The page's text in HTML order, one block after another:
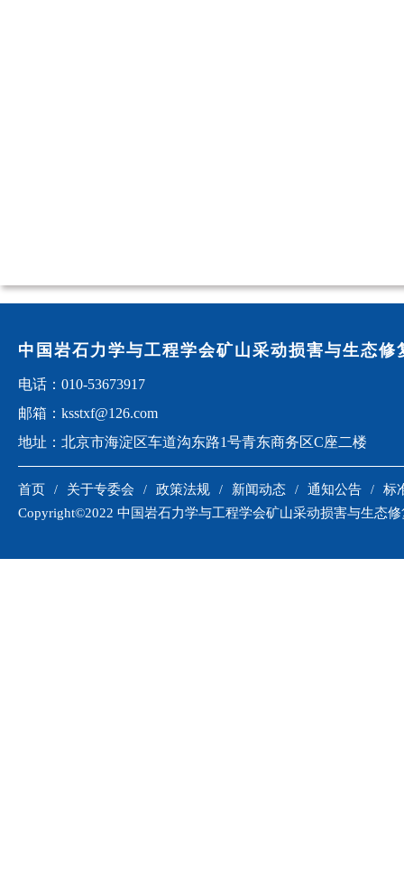
中国岩石力学与工程学会矿山采动损害与生态修
电话：010-53673917
邮箱：ksstxf@126.com
地址：北京市海淀区车道沟东路1号青东商务区C座二楼
首页 关于专委会 政策法规 新闻动态 通知公告
标
Copyright©2022 中国岩石力学与工程学会矿山采动损害与生态